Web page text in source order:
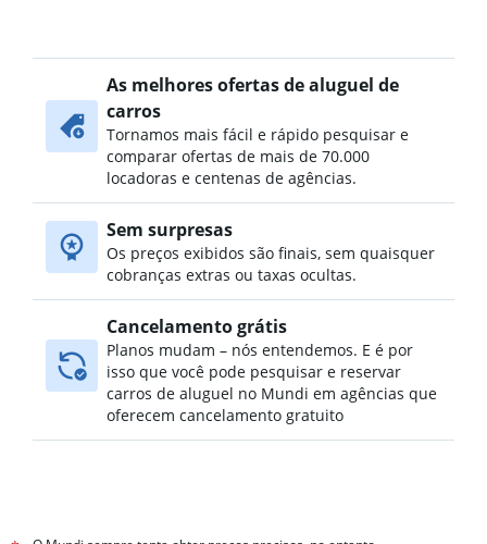
As melhores ofertas de aluguel de
carros
Tornamos mais fácil e rápido pesquisar e
comparar ofertas de mais de 70.000
locadoras e centenas de agências.
Sem surpresas
Os preços exibidos são finais, sem quaisquer
cobranças extras ou taxas ocultas.
Cancelamento grátis
Planos mudam – nós entendemos. E é por
isso que você pode pesquisar e reservar
carros de aluguel no Mundi em agências que
oferecem cancelamento gratuito